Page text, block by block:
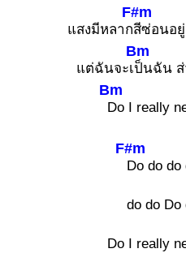
แสงมีหลาก
F#m
สีซ่อนอยู่
แต่ฉันจะเ
Bm
ป็นฉัน ส่
Bm
Do I really
F#m
Do do do
do do Do
Do I really